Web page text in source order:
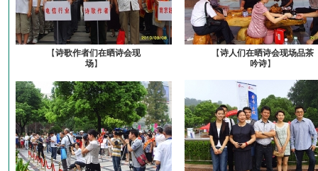
【诗歌作者们在晒诗会现
场】
【诗人们在晒诗会现场品茶
吟诗】